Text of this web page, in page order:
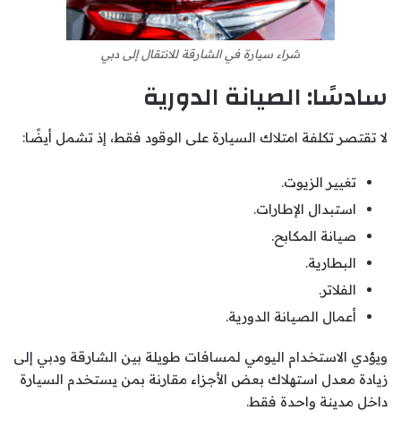
شراء سيارة في الشارقة للانتقال إلى دبي
سادسًا: الصيانة الدورية
لا تقتصر تكلفة امتلاك السيارة على الوقود فقط، إذ تشمل أيضًا:
تغيير الزيوت.
استبدال الإطارات.
صيانة المكابح.
البطارية.
الفلاتر.
أعمال الصيانة الدورية.
ويؤدي الاستخدام اليومي لمسافات طويلة بين الشارقة ودبي إلى
زيادة معدل استهلاك بعض الأجزاء مقارنة بمن يستخدم السيارة
داخل مدينة واحدة فقط.